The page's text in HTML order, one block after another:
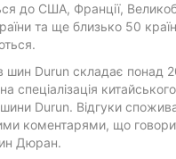
до США, Франції,
та ще близько 50
шин Durun складає понад
спеціалізація
Durun. Відгуки
коментарями, що
Дюран.